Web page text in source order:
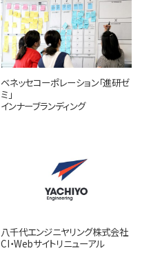
ベネッセコーポレーション「進研ゼ
ミ」
インナーブランディング
八千代エンジニヤリング株式会社
CI・Webサイトリニューアル